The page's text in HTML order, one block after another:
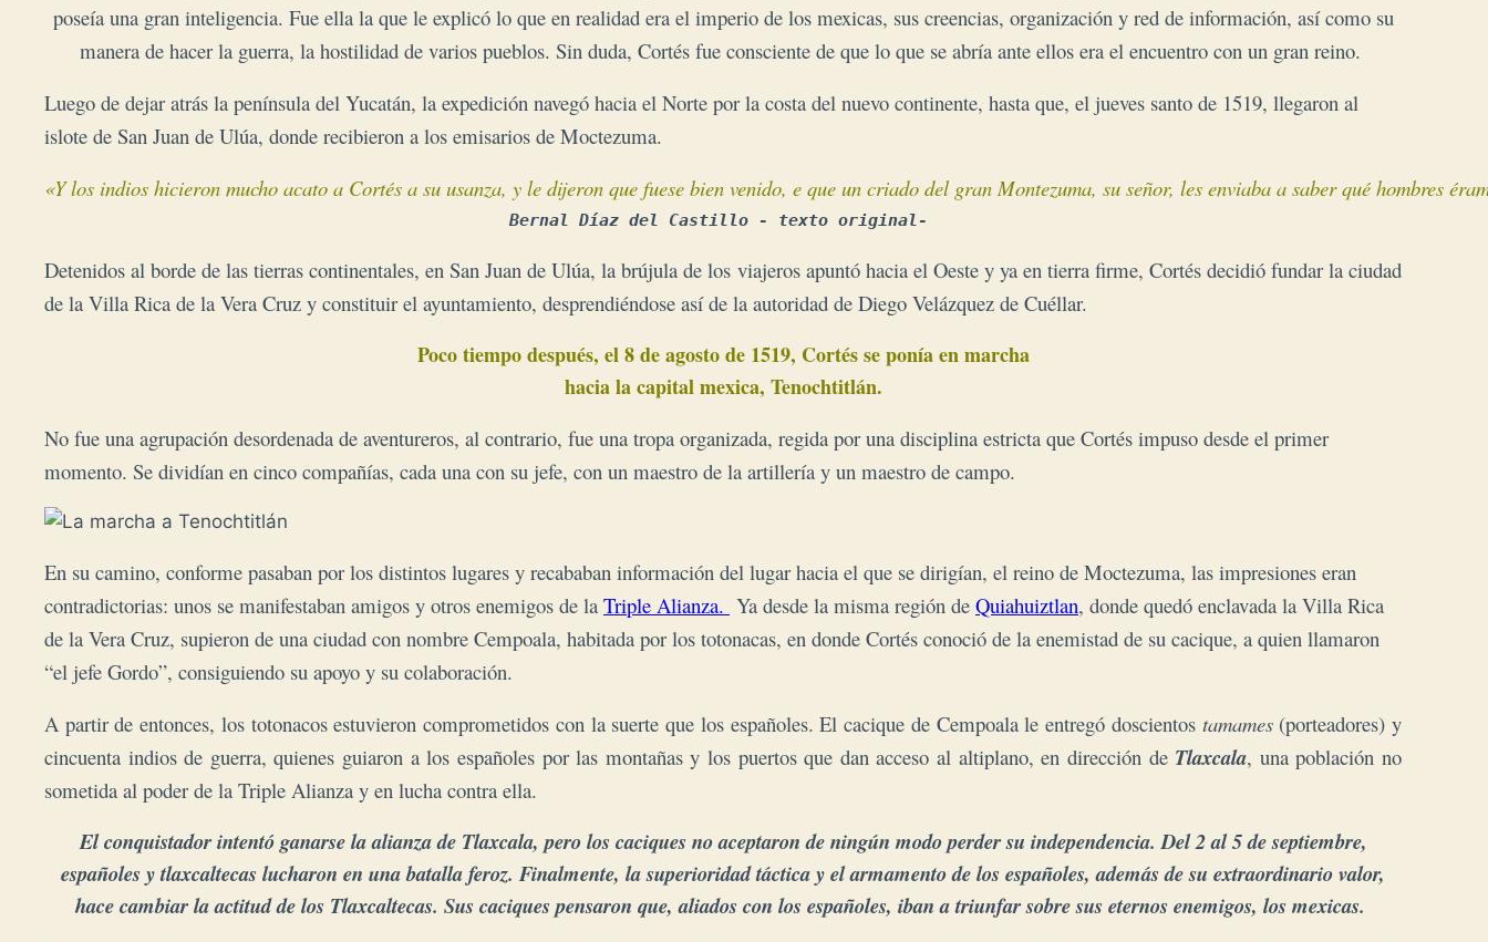
poseía una gran inteligencia. Fue ella la que le explicó lo que en realidad era el imperio de los mexicas, sus creencias, organización y red de información, así como su
manera de hacer la guerra, la hostilidad de varios pueblos. Sin duda, Cortés fue consciente de que lo que se abría ante ellos era el encuentro con un gran reino.
Luego de dejar atrás la península del Yucatán, la expedición navegó hacia el Norte por la costa del nuevo continente, hasta que, el jueves santo de 1519, llegaron al
islote de San Juan de Ulúa, donde recibieron a los emisarios de Moctezuma.
«
Bernal Díaz del Castillo - texto original-
Detenidos al borde de las tierras continentales, en San Juan de Ulúa, la brújula de los viajeros apuntó hacia el Oeste y ya en tierra firme, Cortés decidió fundar la ciudad
de la Villa Rica de la Vera Cruz y constituir el ayuntamiento, desprendiéndose así de la autoridad de Diego Velázquez de Cuéllar.
Poco tiempo después, el 8 de agosto de 1519, Cortés se ponía en marcha
hacia la capital mexica, Tenochtitlán.
No fue una agrupación desordenada de aventureros, al contrario, fue una tropa organizada, regida por una disciplina estricta que Cortés impuso desde el primer
momento. Se dividían en cinco compañías, cada una con su jefe, con un maestro de la artillería y un maestro de campo.
En su camino, conforme pasaban por los distintos lugares y recababan información del lugar hacia el que se dirigían, el reino de Moctezuma, las impresiones eran
contradictorias: unos se manifestaban amigos y otros enemigos de la Triple Alianza. Ya desde la misma región de Quiahuiztlan, donde quedó enclavada la Villa Rica
de la Vera Cruz, supieron de una ciudad con nombre Cempoala, habitada por los totonacas, en donde Cortés conoció de la enemistad de su cacique, a quien llamaron
“el jefe Gordo”, consiguiendo su apoyo y su colaboración.
A partir de entonces, los totonacos estuvieron comprometidos con la suerte que los españoles.El cacique de Cempoala le entregó doscientos tamames (porteadores) y
cincuenta indios de guerra, quienes guiaron a los españoles por las montañas y los puertos que dan acceso al altiplano, en dirección de Tlaxcala, una población no
sometida al poder de la Triple Alianza y en lucha contra ella.
El conquistador intentó ganarse la alianza de Tlaxcala, pero los caciques no aceptaronde ningún modo perder su independencia. Del 2 al 5 de septiembre,
españoles y tlaxcaltecas lucharon en una batalla feroz. Finalmente, la superioridad táctica y el armamento de los españoles, además de su extraordinario valor,
hace cambiar la actitud de los Tlaxcaltecas. Sus caciques pensaron que, aliados con los españoles, iban a triunfar sobre sus eternos enemigos, los mexicas.